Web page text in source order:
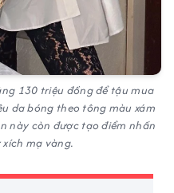
130 triệu đồng để tậu mua
da bóng theo tông màu xám
này còn được tạo điểm nhấn
mạ vàng.